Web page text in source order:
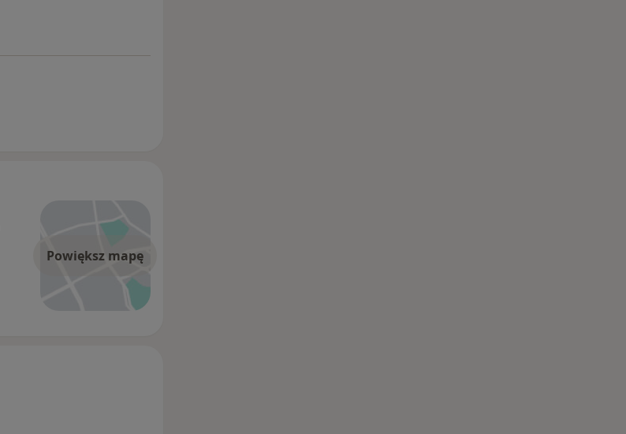
Powiększ mapę